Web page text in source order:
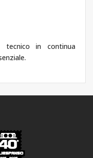
tecnico in continua